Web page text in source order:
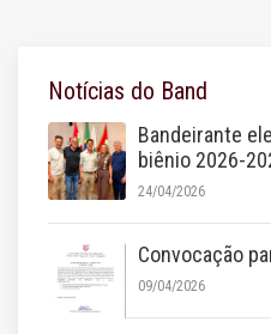
Notícias do Band
Bandeirante
biênio 2026-
24/04/2026
Convocação
09/04/2026